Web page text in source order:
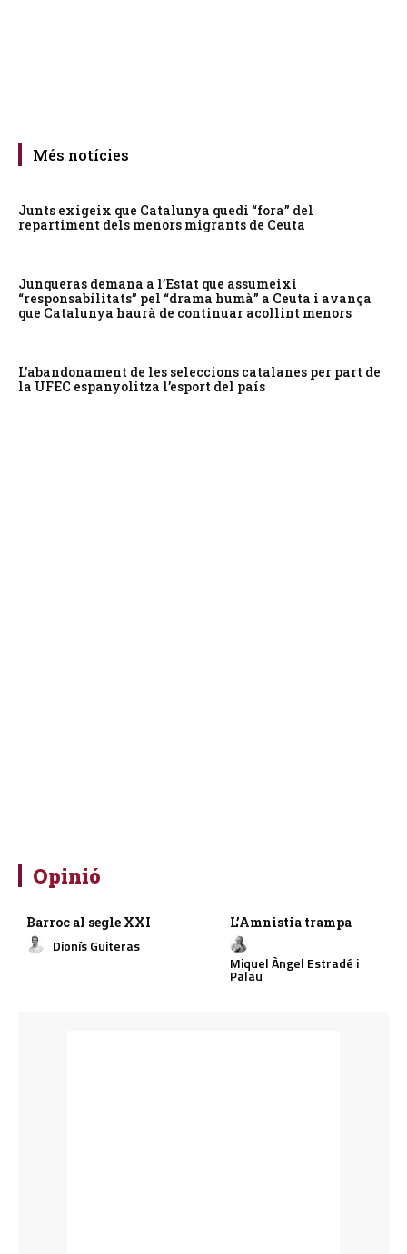
Més notícies
Junts exigeix que Catalunya quedi “fora” del
repartiment dels menors migrants de Ceuta
Junqueras demana a l’Estat que assumeixi
“responsabilitats” pel “drama humà” a Ceuta i avança
que Catalunya haurà de continuar acollint menors
L’abandonament de les seleccions catalanes per part de
la UFEC espanyolitza l’esport del país
Opinió
Barroc al segle XXI
Dionís Guiteras
L’Amnistia trampa
Miquel Àngel Estradé i
Palau